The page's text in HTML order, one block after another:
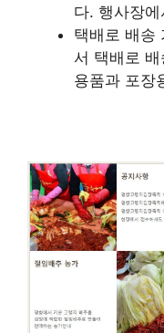
다. 행사장
택배로 배송
서 택배로
용품과 포장